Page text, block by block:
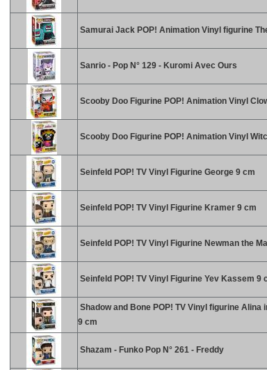
Samurai Jack POP! Animation Vinyl figurine
Sanrio - Pop N° 129 - Kuromi Avec Ours
Scooby Doo Figurine POP! Animation Vinyl
Scooby Doo Figurine POP! Animation Vinyl
Seinfeld POP! TV Vinyl Figurine George 9 cm
Seinfeld POP! TV Vinyl Figurine Kramer 9 cm
Seinfeld POP! TV Vinyl Figurine Newman the
Seinfeld POP! TV Vinyl Figurine Yev Kassem 9
Shadow and Bone POP! TV Vinyl figurine Alina
9 cm
Shazam - Funko Pop N° 261 - Freddy